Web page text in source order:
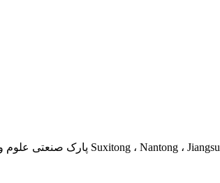
NO . 22 ، جاده Huangshan ، پارک صنعتی علوم و فناوری Suxitong ، Nantong ، Jiangsu